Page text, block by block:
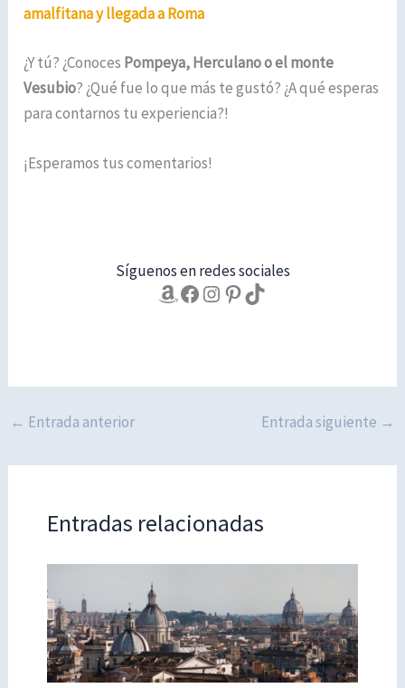
amalfitana y llegada a Roma
¿Y tú? ¿Conoces Pompeya, Herculano o el monte
Vesubio? ¿Qué fue lo que más te gustó? ¿A qué esperas
para contarnos tu experiencia?!
¡Esperamos tus comentarios!
Síguenos en redes sociales
Amazon
Facebook
Instagram
Pinterest
TikTok
← Entrada anterior Entrada siguiente →
Entradas relacionadas